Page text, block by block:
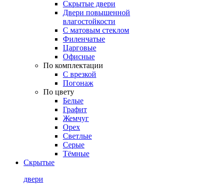
Скрытые двери
Двери повышенной
влагостойкости
С матовым стеклом
Филенчатые
Царговые
Офисные
По комплектации
С врезкой
Погонаж
По цвету
Белые
Графит
Жемчуг
Орех
Светлые
Серые
Тёмные
Скрытые
двери